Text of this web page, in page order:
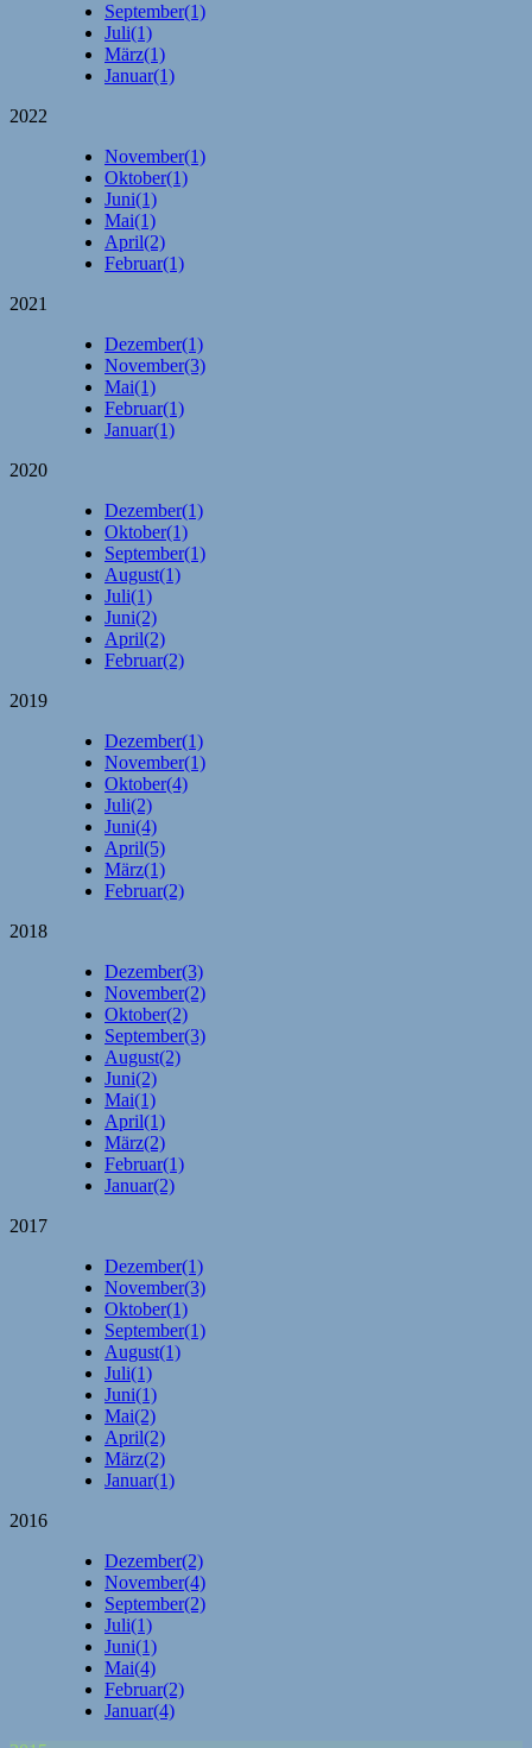
September(1)
Juli(1)
März(1)
Januar(1)
2022
November(1)
Oktober(1)
Juni(1)
Mai(1)
April(2)
Februar(1)
2021
Dezember(1)
November(3)
Mai(1)
Februar(1)
Januar(1)
2020
Dezember(1)
Oktober(1)
September(1)
August(1)
Juli(1)
Juni(2)
April(2)
Februar(2)
2019
Dezember(1)
November(1)
Oktober(4)
Juli(2)
Juni(4)
April(5)
März(1)
Februar(2)
2018
Dezember(3)
November(2)
Oktober(2)
September(3)
August(2)
Juni(2)
Mai(1)
April(1)
März(2)
Februar(1)
Januar(2)
2017
Dezember(1)
November(3)
Oktober(1)
September(1)
August(1)
Juli(1)
Juni(1)
Mai(2)
April(2)
März(2)
Januar(1)
2016
Dezember(2)
November(4)
September(2)
Juli(1)
Juni(1)
Mai(4)
Februar(2)
Januar(4)